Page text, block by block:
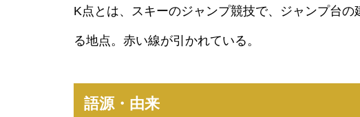
K点とは、スキーのジャンプ競技で、ジャンプ台
る地点。赤い線が引かれている。
語源・由来